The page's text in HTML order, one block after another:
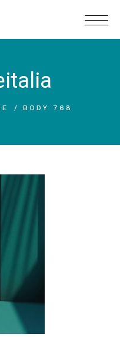
BODY 768